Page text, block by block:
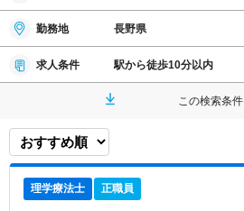
勤務地 長野県
求人条件 駅から徒歩10分以内
この検索条
理学療法士 正職員